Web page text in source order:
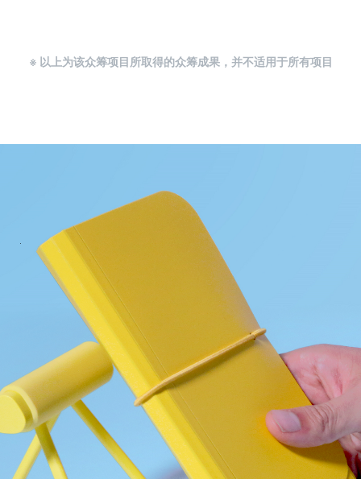
※ 以上为该众筹项目所取得的众筹成果，并不适用于所有项目